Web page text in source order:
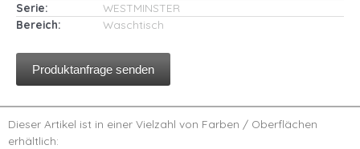
Serie:
WESTMINSTER
Bereich:
Waschtisch
Produktanfrage senden
Dieser Artikel ist in einer Vielzahl von Farben / Oberflächen
erhältlich: